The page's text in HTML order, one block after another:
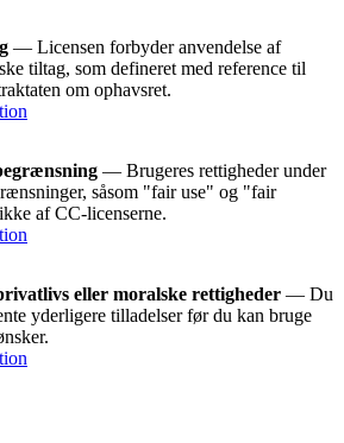
— Licensen forbyder anvendelse af
tiltag, som defineret med reference til
om ophavsret.
— Brugeres rettigheder under
såsom "fair use" og "fair
af CC-licenserne.
eller moralske rettigheder — Du
yderligere tilladelser før du kan bruge